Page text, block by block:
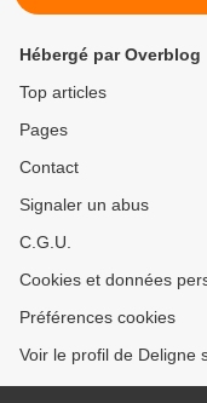
Hébergé par Overblog
Top articles
Pages
Contact
Signaler un abus
C.G.U.
Cookies et données
Préférences cookies
Voir le profil de Deligne